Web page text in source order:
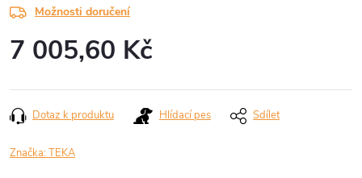
Možnosti doručení
7 005,60 Kč
cena:
Dotaz k produktu Hlídací pes Sdílet
Značka:TEKA